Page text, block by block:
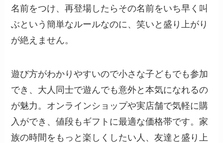
名前をつけ、再登場したらその名前をいち早く叫
ぶという簡単なルールなのに、笑いと盛り上がり
が絶えません。
遊び方がわかりやすいので小さな子どもでも参加
でき、大人同士で遊んでも意外と本気になれるの
が魅力。オンラインショップや実店舗で気軽に購
入ができ、値段もギフトに最適な価格帯です。家
族の時間をもっと楽しくしたい人、友達と盛り上